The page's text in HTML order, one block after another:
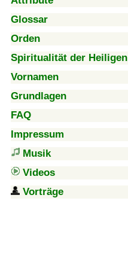
Glossar
Orden
Spiritualität der Heiligen
Vornamen
Grundlagen
FAQ
Impressum
Musik
Videos
Vorträge